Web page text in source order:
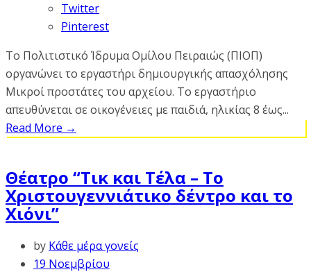
Twitter
Pinterest
Το Πολιτιστικό Ίδρυμα Ομίλου Πειραιώς (ΠΙΟΠ)
οργανώνει το εργαστήρι δημιουργικής απασχόλησης
Μικροί προστάτες του αρχείου. Το εργαστήριο
απευθύνεται σε οικογένειες με παιδιά, ηλικίας 8 έως...
Read More →
Θέατρο “Τικ και Τέλα – Το
Χριστουγεννιάτικο δέντρο και το
Χιόνι”
by Κάθε μέρα γονείς
19 Νοεμβρίου